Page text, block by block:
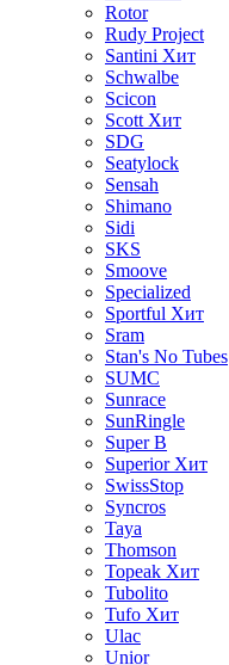
Rotor
Rudy Project
Santini Хит
Schwalbe
Scicon
Scott Хит
SDG
Seatylock
Sensah
Shimano
Sidi
SKS
Smoove
Specialized
Sportful Хит
Sram
Stan's No Tubes
SUMC
Sunrace
SunRingle
Super B
Superior Хит
SwissStop
Syncros
Taya
Thomson
Topeak Хит
Tubolito
Tufo Хит
Ulac
Unior